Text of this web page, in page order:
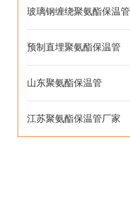
玻璃钢缠绕聚氨酯保温管
预制直埋聚氨酯保温管
山东聚氨酯保温管
江苏聚氨酯保温管厂家